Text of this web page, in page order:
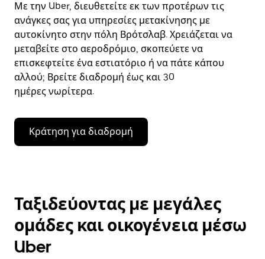
Με την Uber, διευθετείτε εκ των προτέρων τις
ανάγκες σας για υπηρεσίες μετακίνησης με
αυτοκίνητο στην πόλη Βρότσλαβ. Χρειάζεται να
μεταβείτε στο αεροδρόμιο, σκοπεύετε να
επισκεφτείτε ένα εστιατόριο ή να πάτε κάπου
αλλού; Βρείτε διαδρομή έως και 30
ημέρες νωρίτερα.
Κράτηση για διαδρομή
Ταξιδεύοντας με μεγάλες
ομάδες και οικογένεια μέσω
Uber